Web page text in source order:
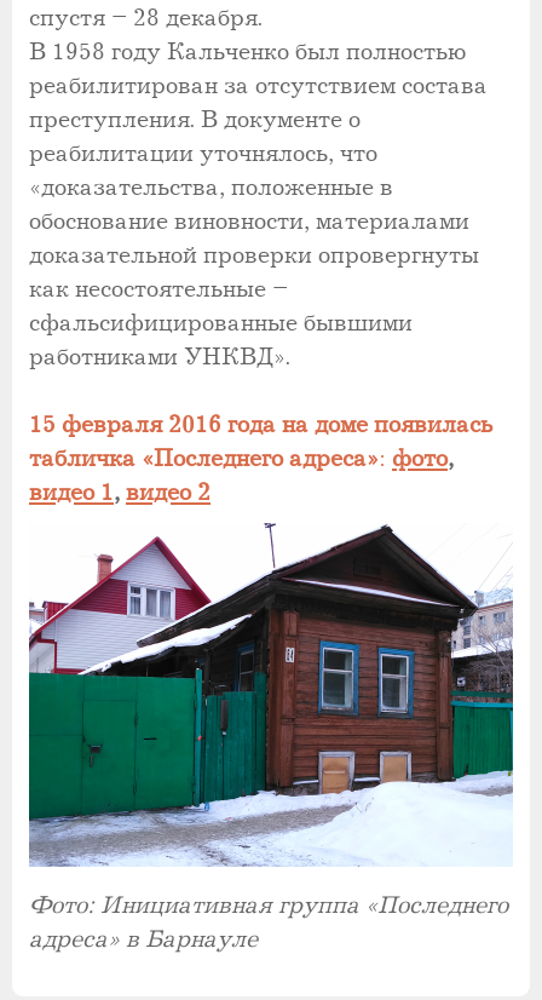
спустя – 28 декабря.
В 1958 году Кальченко был полностью
реабилитирован за отсутствием состава
преступления. В документе о
реабилитации уточнялось, что
«доказательства, положенные в
обоснование виновности, материалами
доказательной проверки опровергнуты
как несостоятельные –
сфальсифицированные бывшими
работниками УНКВД».
15 февраля 2016 года на доме появилась
табличка «Последнего адреса»: фото,
видео 1, видео 2
Фото: Инициативная группа «Последнего
адреса» в Барнауле